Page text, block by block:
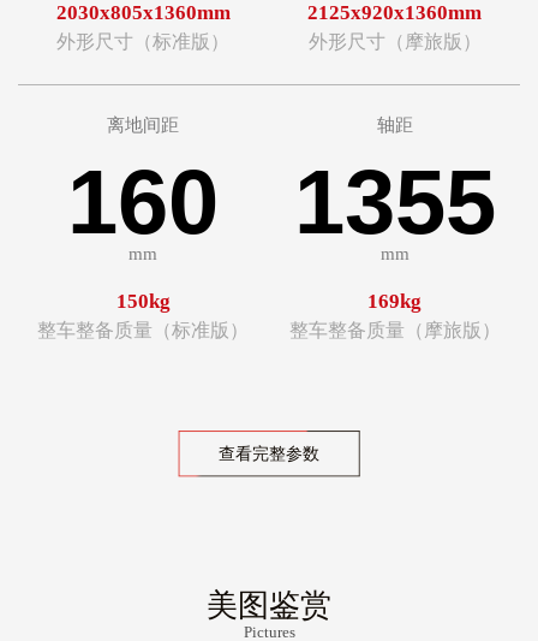
2030x805x1360mm
外形尺寸（标准版）
2125x920x1360mm
外形尺寸（摩旅版）
离地间距
160
mm
150kg
整车整备质量（标准版）
轴距
1355
mm
169kg
整车整备质量（摩旅版）
查看完整参数
美图鉴赏
Pictures